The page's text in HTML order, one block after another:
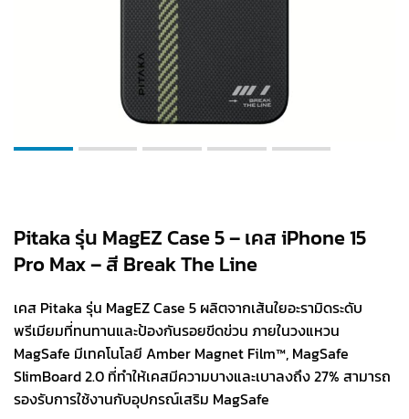
Pitaka รุ่น MagEZ Case 5 – เคส iPhone 15
Pro Max – สี Break The Line
เคส Pitaka รุ่น MagEZ Case 5 ผลิตจากเส้นใยอะรามิดระดับ
พรีเมียมที่ทนทานและป้องกันรอยขีดข่วน ภายในวงแหวน
MagSafe มีเทคโนโลยี Amber Magnet Film™, MagSafe
SlimBoard 2.0 ที่ทำให้เคสมีความบางและเบาลงถึง 27% สามารถ
รองรับการใช้งานกับอุปกรณ์เสริม MagSafe